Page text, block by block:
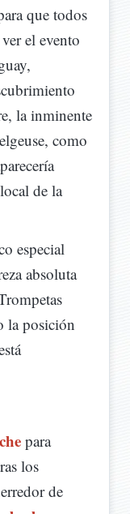
que todos
el evento
la inminente
como
de la
especial
absoluta
la posición
para
los
de